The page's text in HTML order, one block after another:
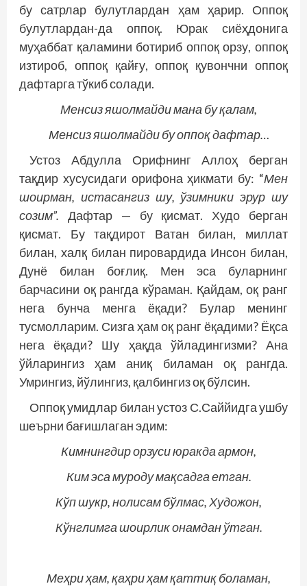
бу сатрлар булутлардан ҳам ҳарир. Оппоқ
булутлардан-да оппоқ. Юрак сиёҳдонига
муҳаб­бат қаламини ботириб оппоқ орзу, оппоқ
изтироб, оппоқ қайғу, оппоқ қувончни оппоқ
дафтарга тўкиб солади.
Менсиз яшолмайди мана бу қалам,
Менсиз яшолмайди бу оппоқ дафтар…
Устоз Абдулла Орифнинг Аллоҳ берган
тақдир хусусидаги орифона ҳикмати бу: “Мен
шоир­ман, истасангиз шу, ўзимники эрур шу
созим”. Дафтар — бу қисмат. Худо берган
қисмат. Бу тақдирот Ватан билан, миллат
билан, халқ билан пировардида Инсон билан,
Дунё билан боғлиқ. Мен эса буларнинг
барчасини оқ рангда кўраман. Қайдам, оқ ранг
нега бунча менга ёқади? Булар менинг
тусмолларим. Сизга ҳам оқ ранг ёқадими? Ёқса
нега ёқади? Шу ҳақда ўйладингизми? Ана
ўйларингиз ҳам аниқ биламан оқ рангда.
Умрингиз, йўлингиз, қалбингиз оқ бўлсин.
Оппоқ умидлар билан устоз С.Саййидга ушбу
шеърни бағишлаган эдим:
Кимнингдир орзуси юракда армон,
Ким эса муроду мақсадга етган.
Кўп шукр, нолисам бўлмас, Художон,
Кўнглимга шоирлик онамдан ўтган.
Меҳри ҳам, қаҳри ҳам қаттиқ боламан,